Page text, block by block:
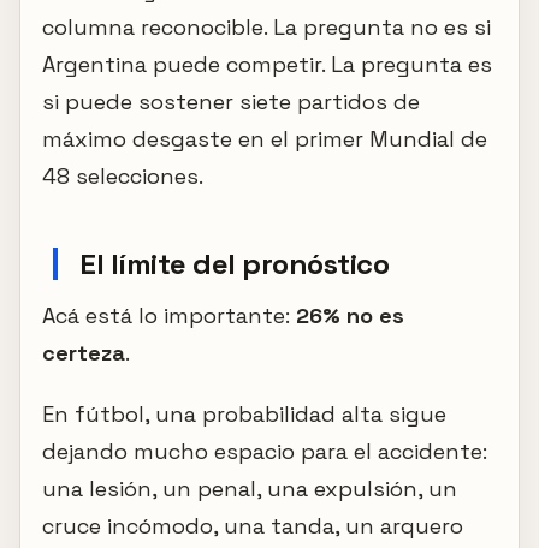
columna reconocible. La pregunta no es si
Argentina puede competir. La pregunta es
si puede sostener siete partidos de
máximo desgaste en el primer Mundial de
48 selecciones.
El límite del pronóstico
Acá está lo importante: 26% no es
certeza.
En fútbol, una probabilidad alta sigue
dejando mucho espacio para el accidente:
una lesión, un penal, una expulsión, un
cruce incómodo, una tanda, un arquero